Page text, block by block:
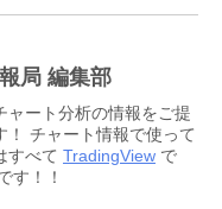
局 編集部
ャート分析の情報をご提
！ チャート情報で使って
すべて TradingView で
す！！